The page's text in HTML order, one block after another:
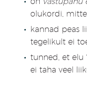
olukordi,
kannad peas
tegelikult ei
tunned, et elu
ei taha veel